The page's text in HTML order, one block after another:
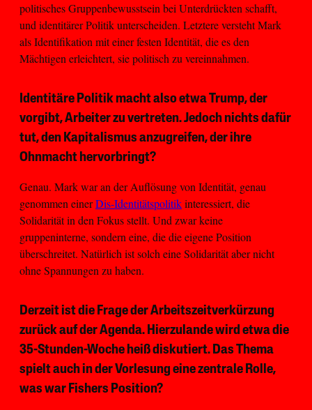
politisches Gruppenbewusstsein bei Unterdrückten schafft,
und identitärer Politik unterscheiden. Letztere versteht Mark
als Identifikation mit einer festen Identität, die es den
Mächtigen erleichtert, sie politisch zu vereinnahmen.
Identitäre Politik macht also etwa Trump, der
vorgibt, Arbeiter zu vertreten. Jedoch nichts dafür
tut, den Kapitalismus anzugreifen, der ihre
Ohnmacht hervorbringt?
Genau. Mark war an der Auflösung von Identität, genau
genommen einerDis-Identitätspolitikinteressiert, die
Solidarität in den Fokus stellt. Und zwar keine
gruppeninterne, sondern eine, die die eigene Position
überschreitet. Natürlich ist solch eine Solidarität aber nicht
ohne Spannungen zu haben.
Derzeit ist die Frage der Arbeitszeitverkürzung
zurück auf der Agenda. Hierzulande wird etwa die
35-Stunden-Woche heiß diskutiert. Das Thema
spielt auch in der Vorlesung eine zentrale Rolle,
was war Fishers Position?